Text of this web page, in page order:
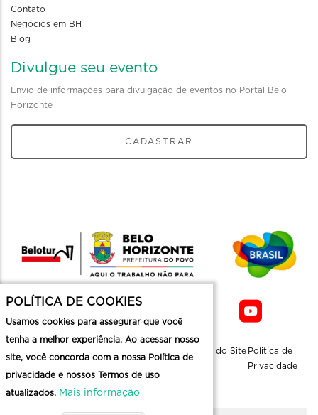
Contato
Negócios em BH
Blog
Divulgue seu evento
Envio de informações para divulgação de eventos no Portal Belo
Horizonte
CADASTRAR
Mapa do Site Politica de
Privacidade
POLÍTICA DE COOKIES
Usamos cookies para assegurar que você
tenha a melhor experiência. Ao acessar nosso
site, você concorda com a nossa Política de
privacidade e nossos Termos de uso
atualizados. Mais informação